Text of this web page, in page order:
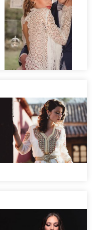
Mentidero